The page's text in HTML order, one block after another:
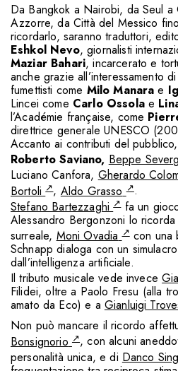
Da Bangkok a Nairobi, da Seul
Azzorre, da Città del Messico
ricordarlo, saranno traduttori,
Eshkol Nevo, giornalisti
Maziar Bahari, incarcerato e
anche grazie all’interessamento
fumettisti come Milo Manara e
Lincei come Carlo Ossolae
l’Académie française, come
direttrice generale UNESCO
Accanto ai contributi del
Roberto Saviano, Beppe
Luciano Canfora, Gherardo
Bortoli ↗, Aldo Grasso ↗.
Stefano Bartezzaghi ↗fa un
Alessandro Bergonzoni lo
surreale, Moni Ovadia ↗con una
Schnapp dialoga con un
dall’intelligenza artificiale.
Il tributo musicale vede invece
Filidei, oltre a Paolo Fresu (alla
amato da Eco) e a Gianluigi
Non può mancare il ricordo
Bonsignorio ↗, con alcuni
personalità unica, e di Danco